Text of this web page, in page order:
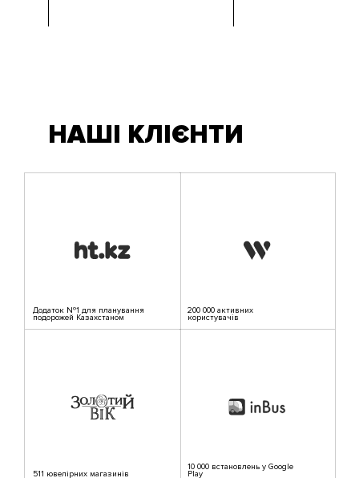
НАШІ КЛІЄНТИ
Додаток №1 для планування
подорожей Казахстаном
200 000 активних
користувачів
511 ювелірних магазинів
10 000 встановлень у Google
Play